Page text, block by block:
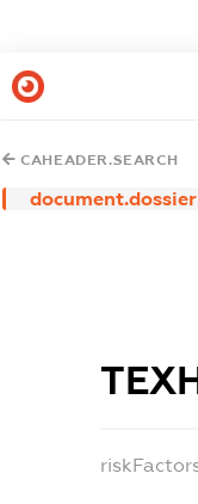
CAHEADER.SEARCH
document.dossier